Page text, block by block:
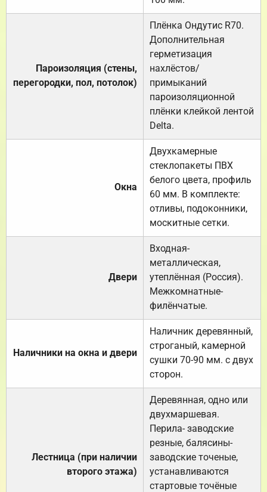
Пароизоляция (стены,
перегородки, пол, потолок)
Плёнка Ондутис R70.
Дополнительная
герметизация
нахлёстов/
примыканий
пароизоляционной
плёнки клейкой лентой
Delta.
Окна
Двухкамерные
стеклопакеты ПВХ
белого цвета, профиль
60 мм. В комплекте:
отливы, подоконники,
москитные сетки.
Двери
Входная-
металлическая,
утеплённая (Россия).
Межкомнатные-
филёнчатые.
Наличники на окна и двери
Наличник деревянный,
строганый, камерной
сушки 70-90 мм. с двух
сторон.
Лестница (при наличии
второго этажа)
Деревянная, одно или
двухмаршевая.
Перила- заводские
резные, балясины-
заводские точеные,
устанавливаются
стартовые точёные